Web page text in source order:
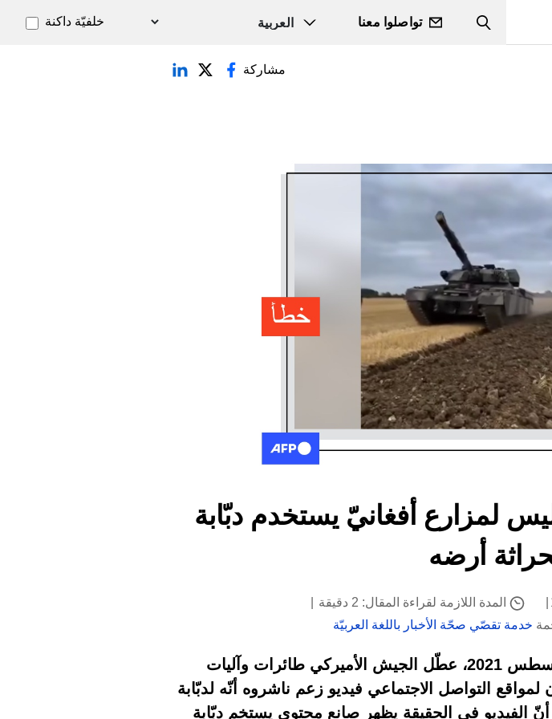
Search
تواصلوا معنا خلفيّة داكنة
مشاركة
لمزارع أفغانيّ يستخدم دبّابة
أرضه
المدة اللازمة لقراءة المقال: 2 دقيقة
خدمة تقصّي صحّة الأخبار باللغة العربيّة
بعد مغادرة آخر الجنود الأميركيين أفغانستان في آب/أغسطس 2021، عطّل الجيش الأميركي طائرات وآليات
التواصل الاجتماعي فيديو زعم ناشروه أنّه لدبّابة
الفيديو في الحقيقة يظهر صانع محتوى يستخم دبّابة